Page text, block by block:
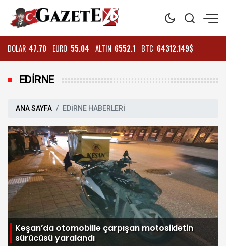
DOLAR 47.70 EURO 55.04 ALTIN 6552.1 BTC 64312.149$
EDİRNE
ANA SAYFA EDİRNE HABERLERİ
Keşan’da otomobille çarpışan motosikletin
sürücüsü yaralandı